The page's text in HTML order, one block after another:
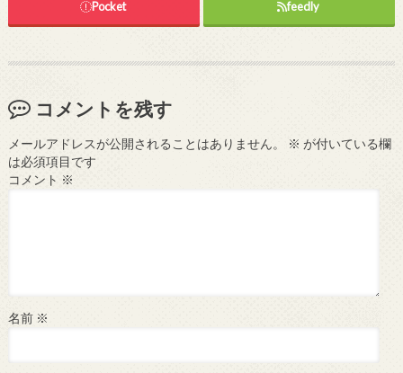
Pocket feedly
コメントを残す
メールアドレスが公開されることはありません。 ※ が付いている欄
は必須項目です
コメント ※
名前 ※